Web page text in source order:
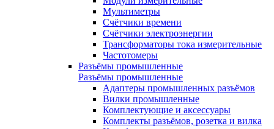
Мультиметры
Счётчики времени
Счётчики электроэнергии
Трансформаторы тока измерительные
Частотомеры
Разъёмы промышленные
Разъёмы промышленные
Адаптеры промышленных разъёмов
Вилки промышленные
Комплектующие и аксессуары
Комплекты разъёмов, розетка и вилка